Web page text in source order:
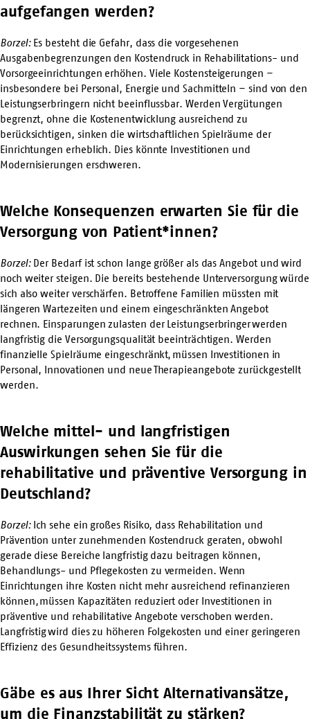
aufgefangen werden?
Borzel: Es besteht die Gefahr, dass die vorgesehenen
Ausgabenbegrenzungen den Kostendruck in Rehabilitations- und
Vorsorgeeinrichtungen erhöhen. Viele Kostensteigerungen –
insbesondere bei Personal, Energie und Sachmitteln – sind von den
Leistungserbringern nicht beeinflussbar. Werden Vergütungen
begrenzt, ohne die Kostenentwicklung ausreichend zu
berücksichtigen, sinken die wirtschaftlichen Spielräume der
Einrichtungen erheblich. Dies könnte Investitionen und
Modernisierungen erschweren.
Welche Konsequenzen erwarten Sie für die
Versorgung von Patient*innen?
Borzel: Der Bedarf ist schon lange größer als das Angebot und wird
noch weiter steigen. Die bereits bestehende Unterversorgung würde
sich also weiter verschärfen. Betroffene Familien müssten mit
längeren Wartezeiten und einem eingeschränkten Angebot
rechnen. Einsparungen zulasten der Leistungserbringer werden
langfristig die Versorgungsqualität beeinträchtigen. Werden
finanzielle Spielräume eingeschränkt, müssen Investitionen in
Personal, Innovationen und neue Therapieangebote zurückgestellt
werden.
Welche mittel- und langfristigen
Auswirkungen sehen Sie für die
rehabilitative und präventive Versorgung in
Deutschland?
Borzel: Ich sehe ein großes Risiko, dass Rehabilitation und
Prävention unter zunehmenden Kostendruck geraten, obwohl
gerade diese Bereiche langfristig dazu beitragen können,
Behandlungs- und Pflegekosten zu vermeiden. Wenn
Einrichtungen ihre Kosten nicht mehr ausreichend refinanzieren
können, müssen Kapazitäten reduziert oder Investitionen in
präventive und rehabilitative Angebote verschoben werden.
Langfristig wird dies zu höheren Folgekosten und einer geringeren
Effizienz des Gesundheitssystems führen.
Gäbe es aus Ihrer Sicht Alternativansätze,
um die Finanzstabilität zu stärken?